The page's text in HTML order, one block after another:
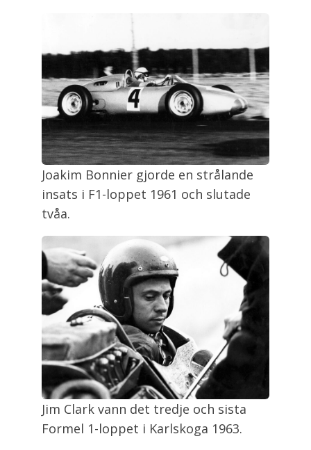
Joakim Bonnier gjorde en strålande
insats i F1-loppet 1961 och slutade
tvåa.
Jim Clark vann det tredje och sista
Formel 1-loppet i Karlskoga 1963.